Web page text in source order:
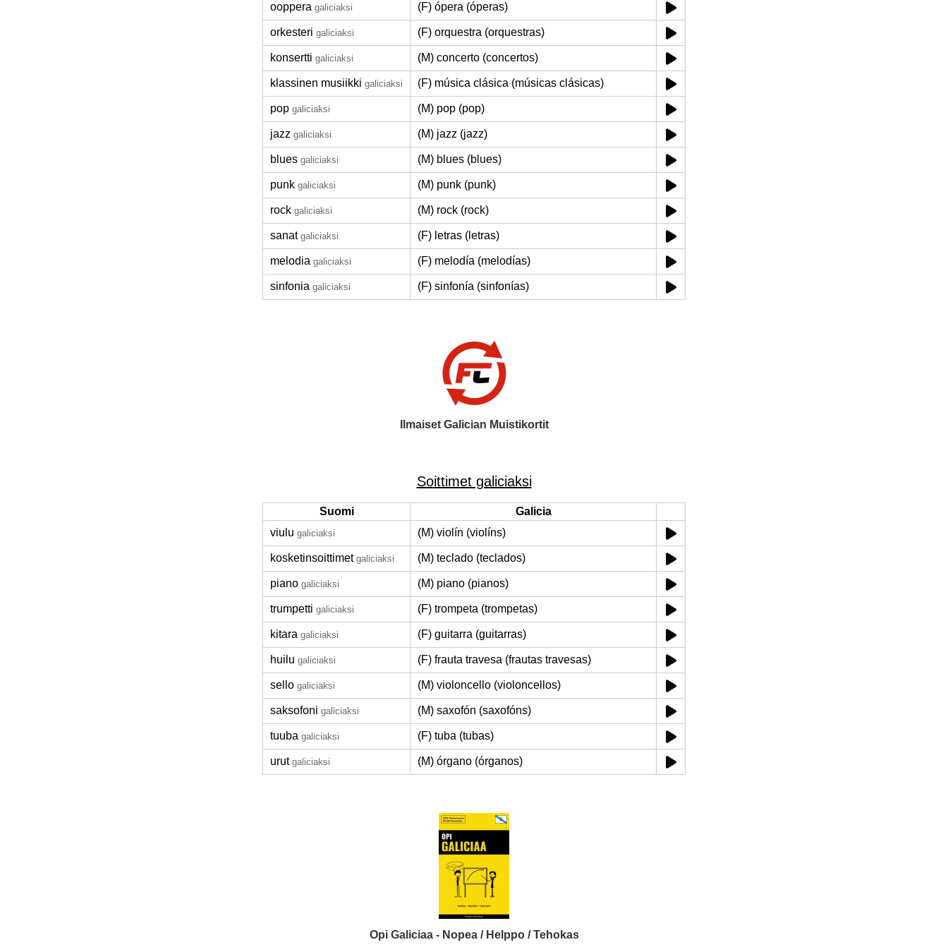
ooppera galiciaksi (F) ópera (óperas)
orkesteri galiciaksi (F) orquestra (orquestras)
konsertti galiciaksi (M) concerto (concertos)
klassinen musiikki galiciaksi (F) música clásica (músicas clásicas)
pop galiciaksi (M) pop (pop)
jazz galiciaksi (M) jazz (jazz)
blues galiciaksi (M) blues (blues)
punk galiciaksi (M) punk (punk)
rock galiciaksi (M) rock (rock)
sanat galiciaksi (F) letras (letras)
melodia galiciaksi (F) melodía (melodías)
sinfonia galiciaksi (F) sinfonía (sinfonías)
Ilmaiset Galician Muistikortit
Soittimet galiciaksi
Suomi
Galicia
viulu galiciaksi (M) violín (violíns)
kosketinsoittimet galiciaksi (M) teclado (teclados)
piano galiciaksi (M) piano (pianos)
trumpetti galiciaksi (F) trompeta (trompetas)
kitara galiciaksi (F) guitarra (guitarras)
huilu galiciaksi (F) frauta travesa (frautas travesas)
sello galiciaksi (M) violoncello (violoncellos)
saksofoni galiciaksi (M) saxofón (saxofóns)
tuuba galiciaksi (F) tuba (tubas)
urut galiciaksi (M) órgano (órganos)
Opi Galiciaa - Nopea / Helppo / Tehokas